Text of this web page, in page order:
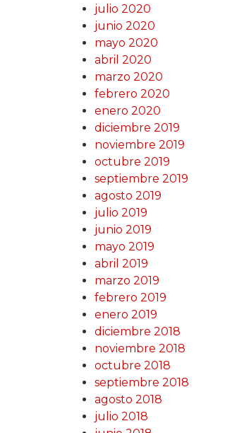
julio 2020
junio 2020
mayo 2020
abril 2020
marzo 2020
febrero 2020
enero 2020
diciembre 2019
noviembre 2019
octubre 2019
septiembre 2019
agosto 2019
julio 2019
junio 2019
mayo 2019
abril 2019
marzo 2019
febrero 2019
enero 2019
diciembre 2018
noviembre 2018
octubre 2018
septiembre 2018
agosto 2018
julio 2018